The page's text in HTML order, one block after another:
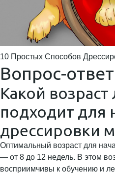
10 Простых Способов
Вопрос-ответ
Какой возраст
подходит для
дрессировки
Оптимальный возраст для
— от 8 до 12 недель. В этом
восприимчивы к обучению и